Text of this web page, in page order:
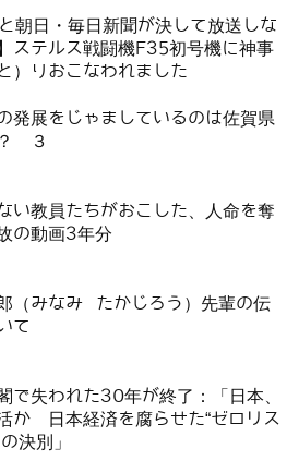
と朝日・毎日新聞が決して放送しな
ステルス戦闘機F35初号機に神事
）りおこなわれました
発展をじゃましているのは佐賀県
３
い教員たちがおこした、人命を奪
の動画3年分
（みなみ たかじろう）先輩の伝
て
で失われた30年が終了：「日本、
か 日本経済を腐らせた“ゼロリス
決別」